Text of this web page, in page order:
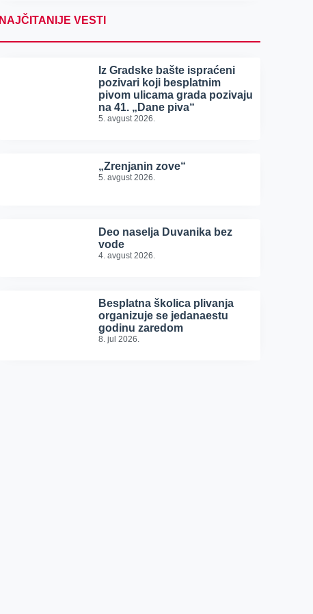
NAJČITANIJE VESTI
Iz Gradske bašte ispraćeni
pozivari koji besplatnim
pivom ulicama grada pozivaju
na 41. „Dane piva“
5. avgust 2026.
„Zrenjanin zove“
5. avgust 2026.
Deo naselja Duvanika bez
vode
4. avgust 2026.
Besplatna školica plivanja
organizuje se jedanaestu
godinu zaredom
8. jul 2026.